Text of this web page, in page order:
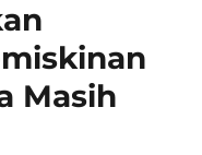
atau
Sudah
Jadi
Budaya?
Masih